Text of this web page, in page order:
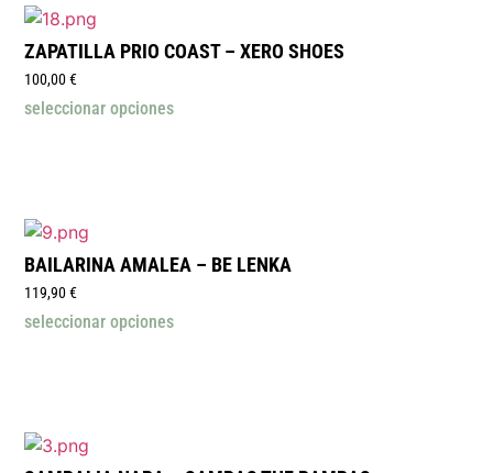
ZAPATILLA PRIO COAST – XERO SHOES
100,00€
seleccionar opciones
BAILARINA AMALEA – BE LENKA
119,90€
seleccionar opciones